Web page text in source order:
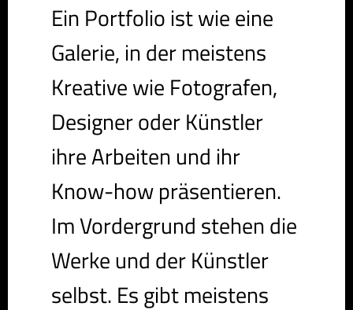
Ein Portfolio ist wie eine
Galerie, in der meistens
Kreative wie Fotografen,
Designer oder Künstler
ihre Arbeiten und ihr
Know-how präsentieren.
Im Vordergrund stehen die
Werke und der Künstler
selbst. Es gibt meistens